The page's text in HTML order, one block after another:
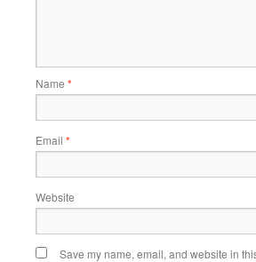
Name *
Email *
Website
Save my name, email, and website in